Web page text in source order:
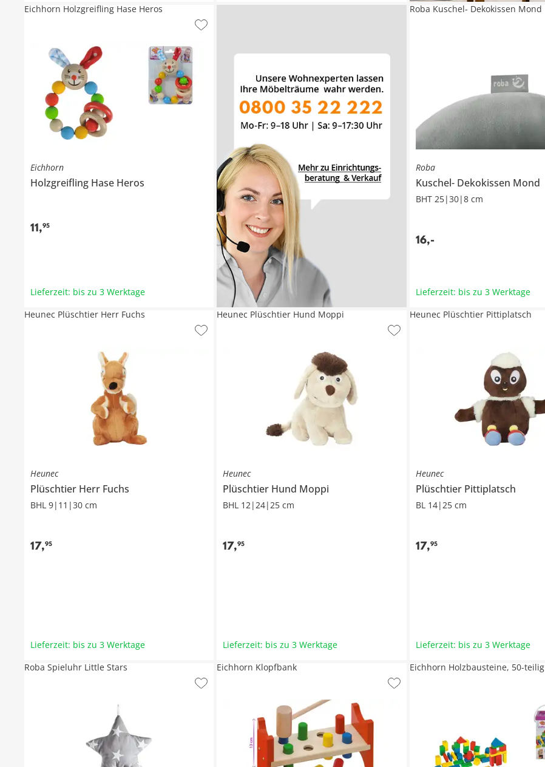
Eichhorn
Holzgreifling Hase Heros
11,95
Eichhorn Holzgreifling Hase Heros
Lieferzeit: bis zu 3 Werktage
Roba
Kuschel- Dekokissen Mond
BHT 25|30|8 cm
16,-
Roba Kuschel- Dekokissen Mond
Lieferzeit: bis zu 3 Werktage
Heunec
Plüschtier Herr Fuchs
BHL 9|11|30 cm
17,95
Heunec Plüschtier Herr Fuchs
Lieferzeit: bis zu 3 Werktage
Heunec
Plüschtier Hund Moppi
BHL 12|24|25 cm
17,95
Heunec Plüschtier Hund Moppi
Lieferzeit: bis zu 3 Werktage
Heunec
Plüschtier Pittiplatsch
BL 14|25 cm
17,95
Heunec Plüschtier Pittiplatsch
Lieferzeit: bis zu 3 Werktage
Roba Spieluhr Little Stars
Eichhorn Klopfbank Eichhorn Holzbausteine, 50-teilig